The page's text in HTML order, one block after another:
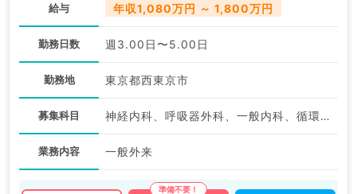
給与 年収1,080万円 ～ 1,800万円
勤務日数 週3.00日〜5.00日
勤務地 東京都西東京市
募集科目 神経内科、呼吸器外科、一般内科、循環器内科、呼吸器内科、消化器内科、内分泌・代謝内科、腎臓内科、老年内科、血液内科、外科系全般、一般外科、消化器外科
業務内容 一般外来